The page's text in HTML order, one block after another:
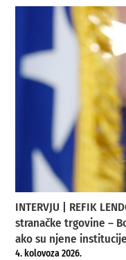
INTERVJU | REFIK
stranačke trgovine –
ako su njene
4. kolovoza 2026.